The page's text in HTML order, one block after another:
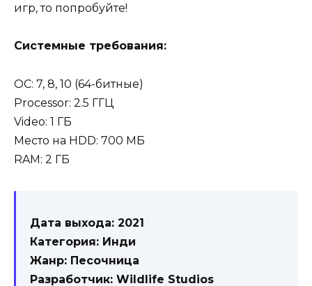
игр, то попробуйте!
Системные требования:
ОС: 7, 8, 10 (64-битные)
Processor: 2.5 ГГЦ
Video: 1 ГБ
Место на HDD: 700 МБ
RAM: 2 ГБ
Дата выхода: 2021
Категория: Инди
Жанр: Песочница
Разработчик: Wildlife Studios